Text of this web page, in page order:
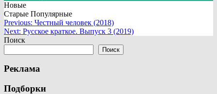
Новые
Старые Популярные
Навигация
по
Previous: Честный человек (2018)
Next: Русское краткое. Выпуск 3 (2019)
Поиск
Поиск
Реклама
Подборки